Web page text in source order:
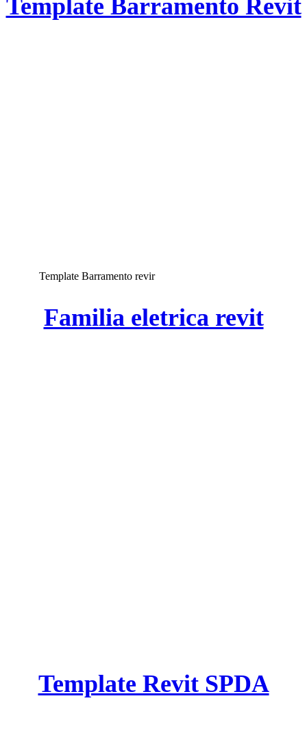
Template Barramento Revit
Template Barramento revir
Familia eletrica revit
Template Revit SPDA